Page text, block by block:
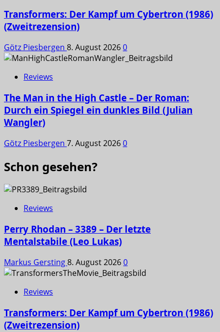
Transformers: Der Kampf um Cybertron (1986)
(Zweitrezension)
Götz Piesbergen 8. August 20260
Reviews
The Man in the High Castle – Der Roman:
Durch ein Spiegel ein dunkles Bild (Julian
Wangler)
Götz Piesbergen 7. August 20260
Schon gesehen?
Reviews
Perry Rhodan – 3389 – Der letzte
Mentalstabile (Leo Lukas)
Markus Gersting8. August 20260
Reviews
Transformers: Der Kampf um Cybertron (1986)
(Zweitrezension)